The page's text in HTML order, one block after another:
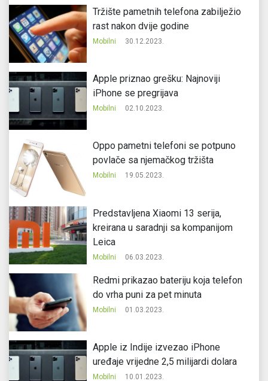
Tržište pametnih telefona zabilježio
rast nakon dvije godine
Mobilni 30.12.2023.
Apple priznao grešku: Najnoviji
iPhone se pregrijava
Mobilni 02.10.2023.
Oppo pametni telefoni se potpuno
povlače sa njemačkog tržišta
Mobilni 19.05.2023.
Predstavljena Xiaomi 13 serija,
kreirana u saradnji sa kompanijom
Leica
Mobilni 06.03.2023.
Redmi prikazao bateriju koja telefon
do vrha puni za pet minuta
Mobilni 01.03.2023.
Apple iz Indije izvezao iPhone
uređaje vrijedne 2,5 milijardi dolara
Mobilni 10.01.2023.